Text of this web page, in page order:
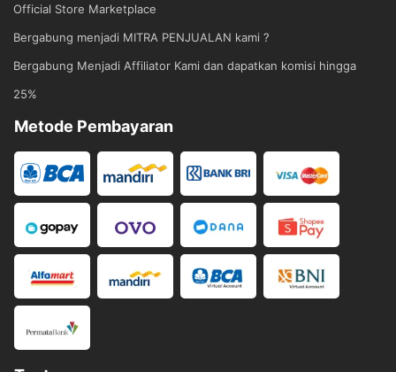
Official Store Marketplace
Bergabung menjadi MITRA PENJUALAN kami ?
Bergabung Menjadi Affiliator Kami dan dapatkan komisi hingga
25%
Metode Pembayaran